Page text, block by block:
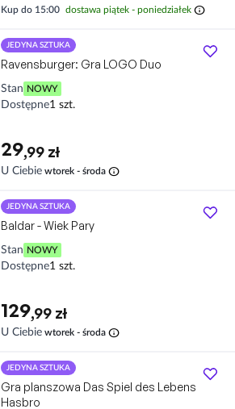
Kup do 15:00 dostawa piątek - poniedziałek info
JEDYNA SZTUKA
Ravensburger: Gra LOGO Duo
Stan NOWY
Dostępne1 szt.
29,99 zł
U Ciebie wtorek - środa info
JEDYNA SZTUKA
Baldar - Wiek Pary
Stan NOWY
Dostępne1 szt.
129,99 zł
U Ciebie wtorek - środa info
JEDYNA SZTUKA
Gra planszowa Das Spiel des Lebens
Hasbro